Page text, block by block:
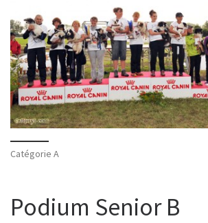
Catégorie A
Podium Senior B